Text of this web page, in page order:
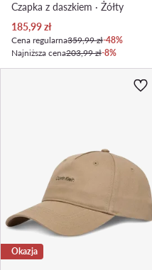
Czapka z daszkiem · Żółty
Aktualna cena
185,99zł
Cena regularna359,99 zł-48%
Najniższa cena203,99 zł-8%
Okazja